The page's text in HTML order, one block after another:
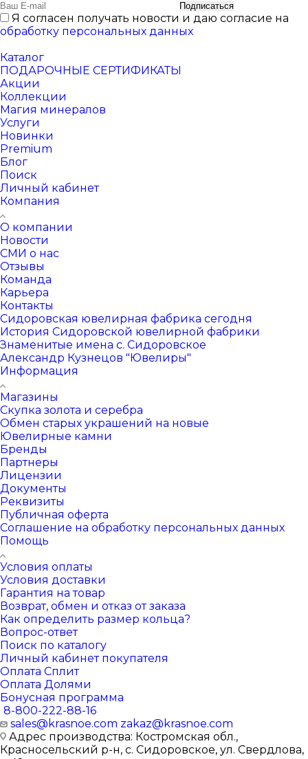
Подписаться
Я согласен получать новости и даю согласие на
обработку персональных данных
Каталог
ПОДАРОЧНЫЕ СЕРТИФИКАТЫ
Акции
Коллекции
Магия минералов
Услуги
Новинки
Premium
Блог
Поиск
Личный кабинет
Компания
О компании
Новости
СМИ о нас
Отзывы
Команда
Карьера
Контакты
Сидоровская ювелирная фабрика сегодня
История Сидоровской ювелирной фабрики
Знаменитые имена с. Сидоровское
Александр Кузнецов "Ювелиры"
Информация
Магазины
Скупка золота и серебра
Обмен старых украшений на новые
Ювелирные камни
Бренды
Партнеры
Лицензии
Документы
Реквизиты
Публичная оферта
Соглашение на обработку персональных данных
Помощь
Условия оплаты
Условия доставки
Гарантия на товар
Возврат, обмен и отказ от заказа
Как определить размер кольца?
Вопрос-ответ
Поиск по каталогу
Личный кабинет покупателя
Оплата Сплит
Оплата Долями
Бонусная программа
8-800-222-88-16
sales@krasnoe.com zakaz@krasnoe.com
Адрес производства: Костромская обл.,
Красносельский р-н, с. Сидоровское, ул. Свердлова,